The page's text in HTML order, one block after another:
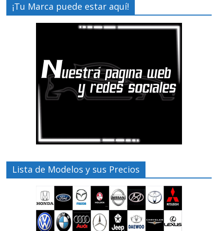
¡Tu Marca puede estar aquí!
Lista de Modelos y sus Precios